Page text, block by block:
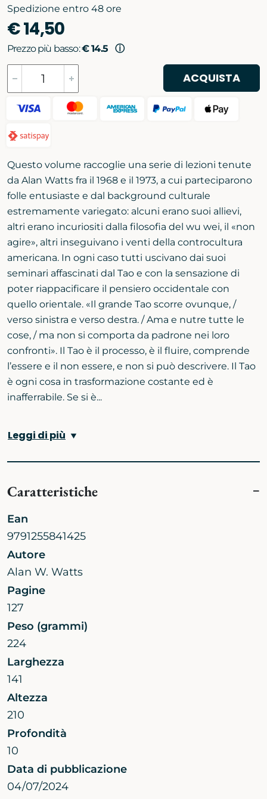
Spedizione entro 48 ore
€ 14,50
Prezzo più basso:€ 14.5 ⓘ
ACQUISTA
Questo volume raccoglie una serie di lezioni tenute
da Alan Watts fra il 1968 e il 1973, a cui parteciparono
folle entusiaste e dal background culturale
estremamente variegato: alcuni erano suoi allievi,
altri erano incuriositi dalla filosofia del wu wei, il «non
agire», altri inseguivano i venti della controcultura
americana. In ogni caso tutti uscivano dai suoi
seminari affascinati dal Tao e con la sensazione di
poter riappacificare il pensiero occidentale con
quello orientale. «Il grande Tao scorre ovunque, /
verso sinistra e verso destra. / Ama e nutre tutte le
cose, / ma non si comporta da padrone nei loro
confronti». Il Tao è il processo, è il fluire, comprende
l’essere e il non essere, e non si può descrivere. Il Tao
è ogni cosa in trasformazione costante ed è
inafferrabile. Se si è...
Leggi di più
Caratteristiche
Ean
9791255841425
Autore
Alan W. Watts
Pagine
127
Peso (grammi)
224
Larghezza
141
Altezza
210
Profondità
10
Data di pubblicazione
04/07/2024